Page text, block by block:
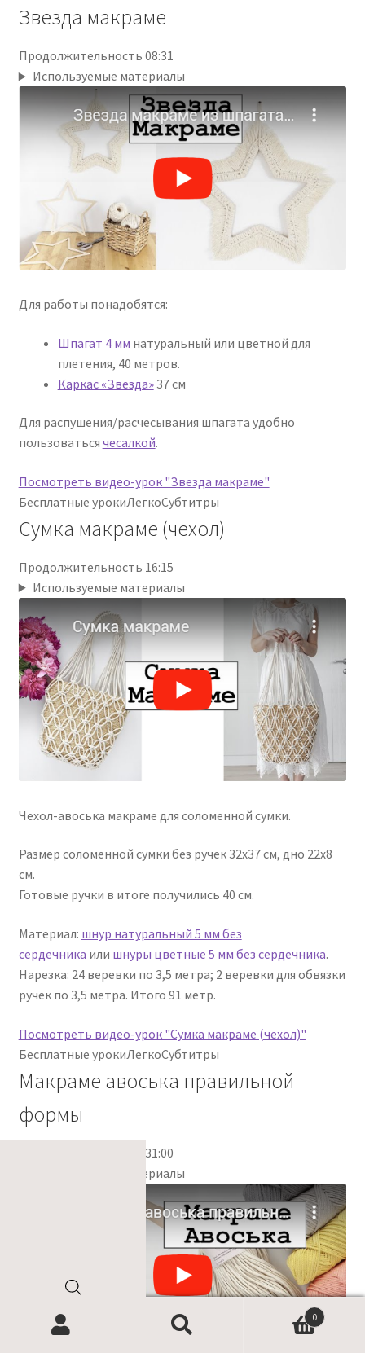
Звезда макраме
Продолжительность 08:31
Используемые материалы
Для работы понадобятся:
Шпагат 4 мм натуральный или цветной для
плетения, 40 метров.
Каркас «Звезда»37 см
Для распушения/расчесывания шпагата удобно
пользоваться чесалкой.
Посмотреть видео-урок "Звезда макраме"
Бесплатные урокиЛегкоСубтитры
Сумка макраме (чехол)
Продолжительность 16:15
Используемые материалы
Чехол-авоська макраме для соломенной сумки.
Размер соломенной сумки без ручек 32х37 см, дно 22х8
см.
Готовые ручки в итоге получились 40 см.
Материал: шнур натуральный 5 мм без
сердечника или шнуры цветные 5 мм без сердечника.
Нарезка: 24 веревки по 3,5 метра; 2 веревки для обвязки
ручек по 3,5 метра. Итого 91 метр.
Посмотреть видео-урок "Сумка макраме (чехол)"
Бесплатные урокиЛегкоСубтитры
Макраме авоська правильной
формы
Продолжительность 31:00
Используемые материалы
товаров
0